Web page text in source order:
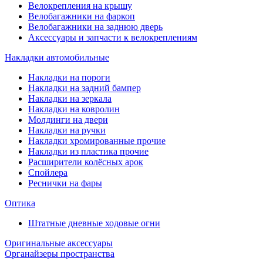
Велокрепления на крышу
Велобагажники на фаркоп
Велобагажники на заднюю дверь
Аксессуары и запчасти к велокреплениям
Накладки автомобильные
Накладки на пороги
Накладки на задний бампер
Накладки на зеркала
Накладки на ковролин
Молдинги на двери
Накладки на ручки
Накладки хромированные прочие
Накладки из пластика прочие
Расширители колёсных арок
Спойлера
Реснички на фары
Оптика
Штатные дневные ходовые огни
Оригинальные аксессуары
Органайзеры пространства